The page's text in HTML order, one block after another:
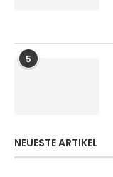
5
NEUESTE ARTIKEL